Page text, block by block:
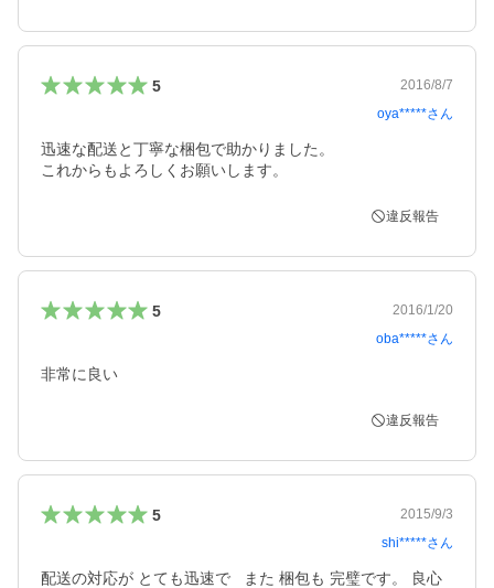
5
2016/8/7
oya*****さん
迅速な配送と丁寧な梱包で助かりました。
これからもよろしくお願いします。
違反報告
5
2016/1/20
oba*****さん
非常に良い
違反報告
5
2015/9/3
shi*****さん
配送の対応が とても迅速で   また 梱包も 完璧です。 良心